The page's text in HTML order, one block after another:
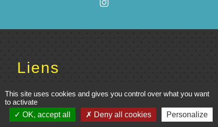
Liens
Cinéma
Office de tourisme du Civraisien
en Poitou
This site uses cookies and gives you control over what you want
to activate
OK, accept all
Deny all cookies Personalize